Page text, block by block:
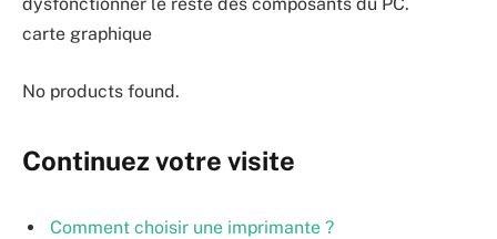
carte graphique
No products found.
Continuez votre visite
Comment choisir une imprimante ?